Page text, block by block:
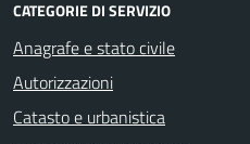
CATEGORIE DI SERVIZIO
Anagrafe e stato civile
Autorizzazioni
Catasto e urbanistica